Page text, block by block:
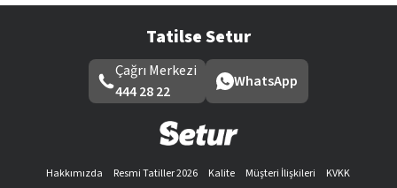
Tatilse Setur
Çağrı Merkezi
444 28 22
WhatsApp
Hakkımızda Resmi Tatiller 2026 Kalite Müşteri İlişkileri
KVKK